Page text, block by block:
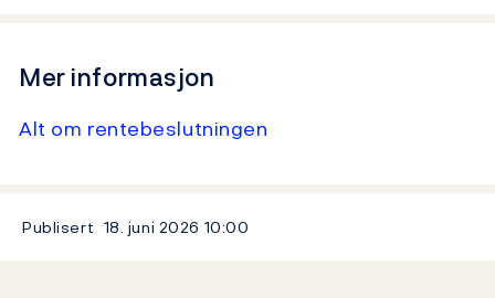
Mer informasjon
Alt om rentebeslutningen
Publisert 18. juni 2026 10:00